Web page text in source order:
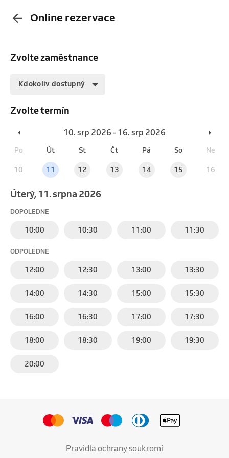
Online rezervace
Zvolte zaměstnance
Kdokoliv dostupný
Zvolte termín
10. srp 2026 - 16. srp 2026
Po Út St Čt Pá So Ne
10 11 12 13 14 15 16
úterý, 11. srpna 2026
DOPOLEDNE
10:00 10:30 11:00 11:30
ODPOLEDNE
12:00 12:30 13:00 13:30
14:00 14:30 15:00 15:30
16:00 16:30 17:00 17:30
18:00 18:30 19:00 19:30
20:00
Pravidla ochrany soukromí